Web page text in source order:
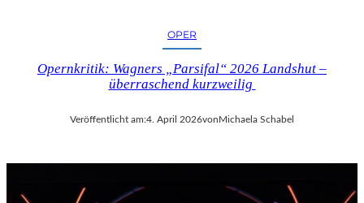
N
G
M
H
OPER
Opernkritik: Wagners „Parsifal“ 2026 Landshut –
überraschend kurzweilig
Veröffentlicht am:4. April 2026vonMichaela Schabel